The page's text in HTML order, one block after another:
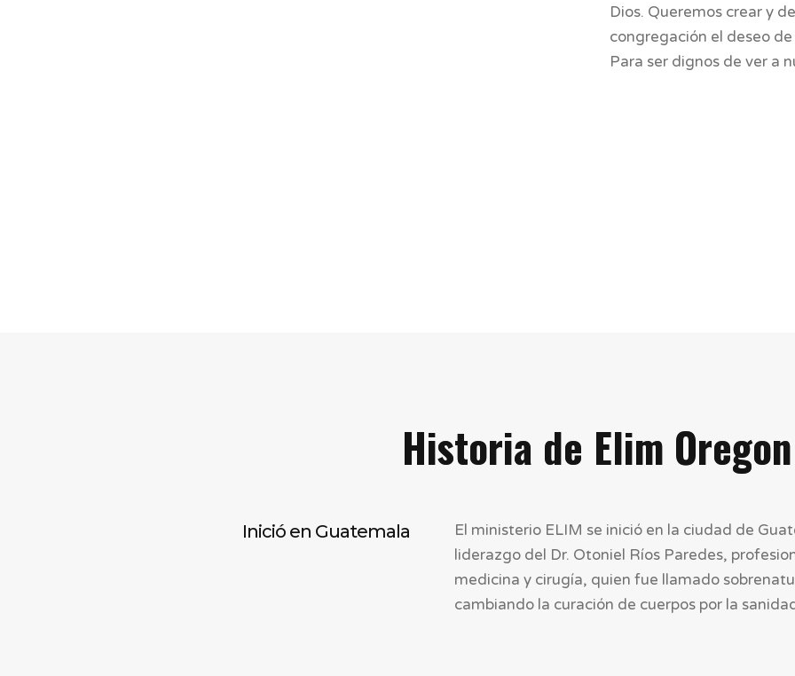
Dios. Queremos crear y
congregación el deseo
Para ser dignos de ver a
Historia de Elim Oregon
Inició en Guatemala
El ministerio ELIM se inició en la ciudad de
liderazgo del Dr. Otoniel Ríos Paredes,
medicina y cirugía, quien fue llamado
cambiando la curación de cuerpos por la